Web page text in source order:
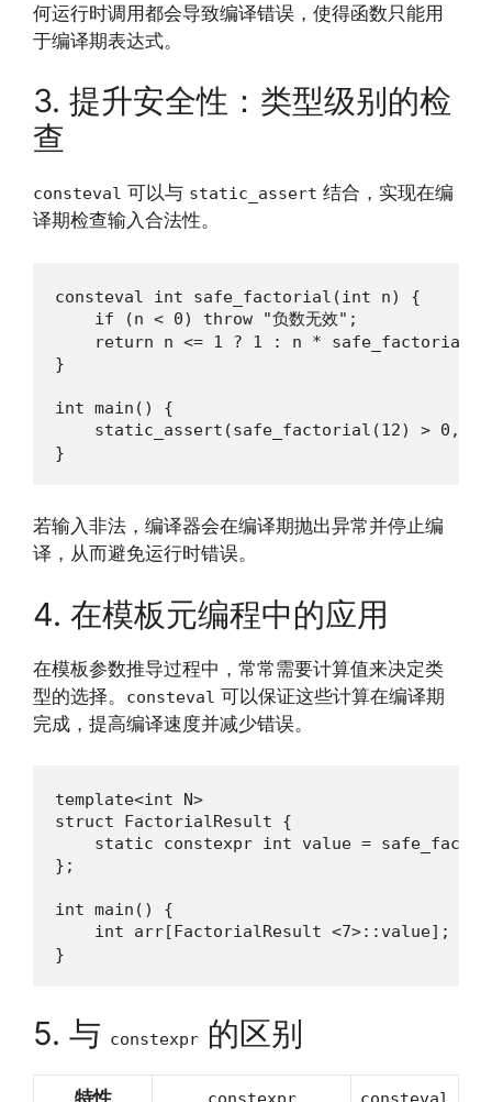
何运行时调用都会导致编译错误，使得函数只能用
于编译期表达式。
3. 提升安全性：类型级别的检
查
consteval 可以与 static_assert 结合，实现在编
译期检查输入合法性。
consteval int safe_factorial(int n) {
    if (n < 0) throw "负数无效";
return n <= 1 ? 1 : n *
}
int main() {
static_assert(safe_factorial(12) > 0, "
}
若输入非法，编译器会在编译期抛出异常并停止编
译，从而避免运行时错误。
4. 在模板元编程中的应用
在模板参数推导过程中，常常需要计算值来决定类
型的选择。
consteval 可以保证这些计算在编译期
完成，提高编译速度并减少错误。
template<int N>
struct FactorialResult {
static constexpr int value =
};
int main() {
int arr[FactorialResult <7>::value]; //
}
5. 与 constexpr 的区别
特性